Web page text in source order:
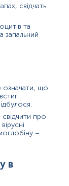
може
імунітетом
затримка в
ЗАК
діапазон
свідчать
та
запальний
означати, що
про
–
в